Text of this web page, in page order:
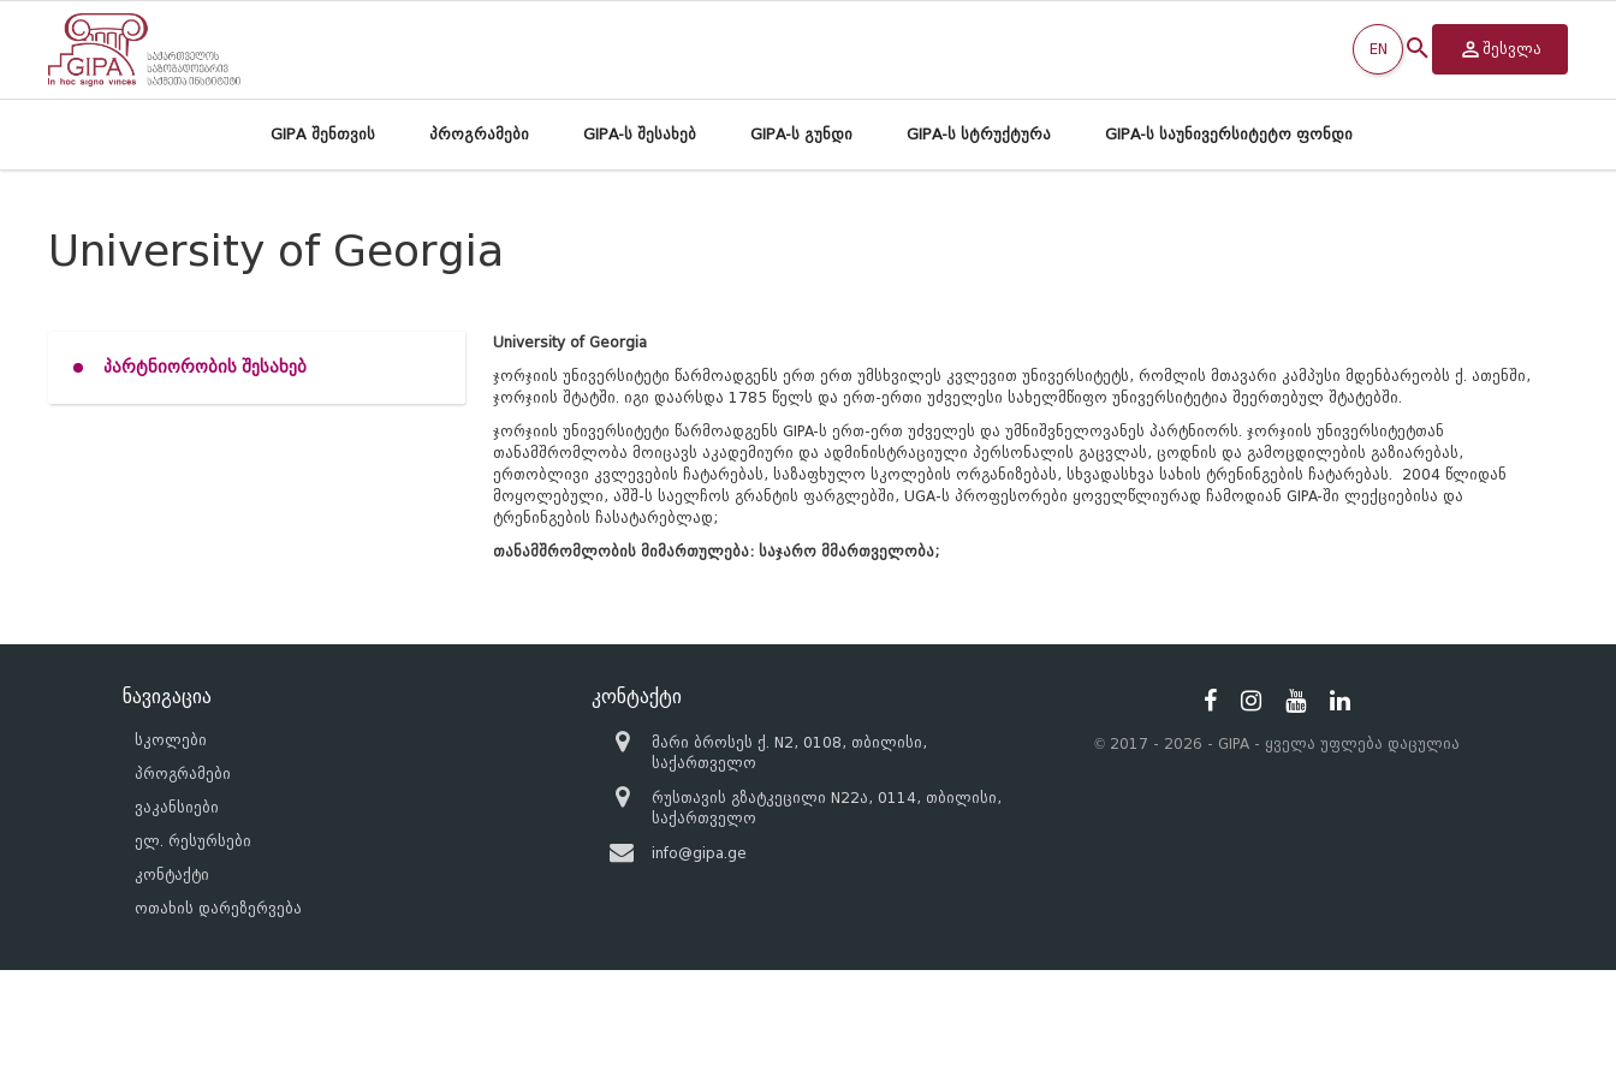
EN შესვლა
GIPA შენთვის პროგრამები GIPA-ს შესახებ GIPA-ს გუნდი GIPA-ს სტრუქტურა GIPA-ს საუნივერსიტეტო ფონდი
University of Georgia
პარტნიორობის შესახებ
University of Georgia
ჯორჯიის უნივერსიტეტი წარმოადგენს ერთ ერთ უმსხვილეს კვლევით უნივერსიტეტს, რომლის მთავარი კამპუსი მდენბარეობს ქ. ათენში,
ჯორჯიის შტატში. იგი დაარსდა 1785 წელს და ერთ-ერთი უძველესი სახელმწიფო უნივერსიტეტია შეერთებულ შტატებში.
ჯორჯიის უნივერსიტეტი წარმოადგენს GIPA-ს ერთ-ერთ უძველეს და უმნიშვნელოვანეს პარტნიორს. ჯორჯიის უნივერსიტეტთან
თანამშრომლობა მოიცავს აკადემიური და ადმინისტრაციული პერსონალის გაცვლას, ცოდნის და გამოცდილების გაზიარებას,
ერთობლივი კვლევების ჩატარებას, საზაფხულო სკოლების ორგანიზებას, სხვადასხვა სახის ტრენინგების ჩატარებას.
2004 წლიდან
მოყოლებული, აშშ-ს საელჩოს გრანტის ფარგლებში, UGA-ს პროფესორები ყოველწლიურად ჩამოდიან GIPA-ში ლექციებისა და
ტრენინგების ჩასატარებლად;
თანამშრომლობის მიმართულება: საჯარო მმართველობა;
ნავიგაცია
სკოლები
პროგრამები
ვაკანსიები
ელ. რესურსები
კონტაქტი
ოთახის დარეზერვება
კონტაქტი
მარი ბროსეს ქ. N2, 0108, თბილისი,
საქართველო
რუსთავის გზატკეცილი N22ა, 0114, თბილისი,
საქართველო
info@gipa.ge
© 2017 - 2026 - GIPA - ყველა უფლება დაცულია